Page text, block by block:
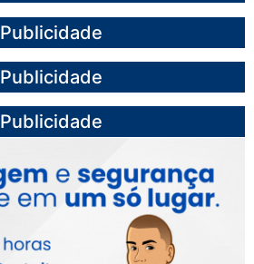
Publicidade
Publicidade
Publicidade